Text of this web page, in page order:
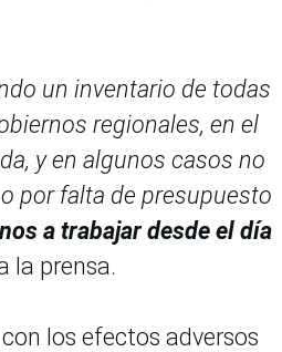
un inventario de todas
regionales, en el
y en algunos casos no
por falta de presupuesto
a trabajar desde el día
la prensa.
los efectos adversos